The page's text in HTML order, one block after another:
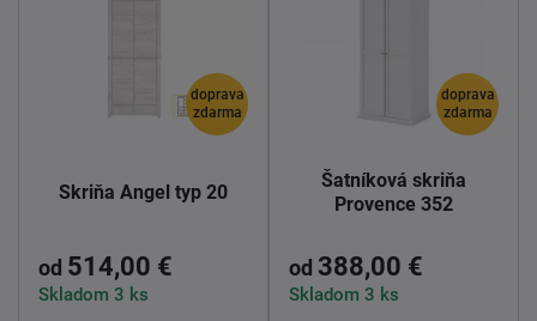
doprava
zdarma
Skriňa Angel typ 20
od 514,00 €
Skladom 3 ks
doprava
zdarma
Šatníková skriňa
Provence 352
od 388,00 €
Skladom 3 ks